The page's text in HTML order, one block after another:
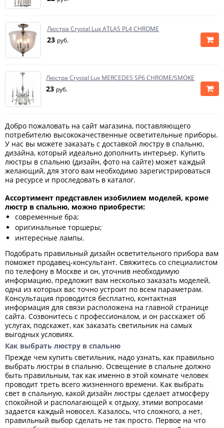
Люстра Crystal Lux ATLAS PL4 CHROME
23 руб.
Люстра Crystal Lux MERCEDES SP6 CHROME/SMOKE
23 руб.
Добро пожаловать на сайт магазина, поставляющего
потребителю высококачественные осветительные приборы.
У нас вы можете заказать с доставкой люстру в спальню,
дизайна, который идеально дополнить интерьер. Купить
люстры в спальню (дизайн, фото на сайте) может каждый
желающий, для этого вам необходимо зарегистрироваться
на ресурсе и проследовать в каталог.
Ассортимент представлен изобилием моделей, кроме
люстр в спальню, можно приобрести:
современные бра;
оригинальные торшеры;
интересные лампы.
Подобрать правильный дизайн осветительного прибора вам
поможет продавец-консультант. Свяжитесь со специалистом
по телефону в Москве и он, уточнив необходимую
информацию, предложит вам несколько заказать моделей,
одна из которых вас точно устроит по всем параметрам.
Консультация проводится бесплатно, контактная
информация для связи расположена на главной странице
сайта. Созвонитесь с профессионалом, и он расскажет об
услугах, подскажет, как заказать светильник на самых
выгодных условиях.
Как выбрать люстру в спальню
Прежде чем купить светильник, надо узнать, как правильно
выбрать люстры в спальню. Освещение в спальне должно
быть правильным, так как именно в этой комнате человек
проводит треть всего жизненного времени. Как выбрать
свет в спальную, какой дизайн люстры сделает атмосферу
спокойной и располагающей к отдыху, этими вопросами
задается каждый новосел. Казалось, что сложного, а нет,
правильный выбор сделать не так просто. Первое на что